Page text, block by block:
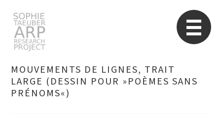
Suchen
MOUVEMENTS DE LIGNES, TRAIT
LARGE (DESSIN POUR »POÈMES SANS
PRÉNOMS«)